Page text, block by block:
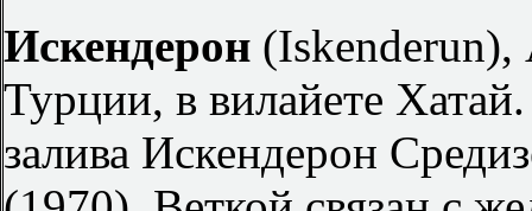
Искендерон (Iskenderun),
Турции, в вилайете
залива Искендерон